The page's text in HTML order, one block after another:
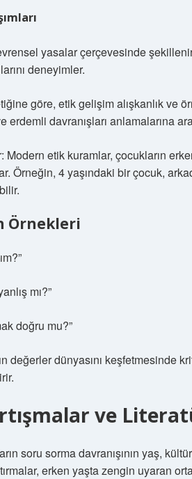
yasalar çerçevesinde
deneyimler.
göre, etik gelişim alışkanlık ve
erdemli davranışları anlamalarına
etik kuramlar, çocukların
Örneğin, 4 yaşındaki bir çocuk,
Örnekleri
mı?”
doğru mu?”
değerler dünyasını keşfetmesinde
ve
soru sorma davranışının yaş,
erken yaşta zengin uyaran